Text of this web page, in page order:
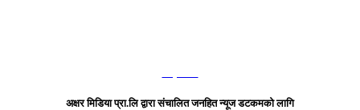
अक्षर मिडिया प्रा.लि द्वारा संचालित जनहित न्यूज डटकमको लागि